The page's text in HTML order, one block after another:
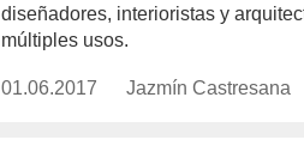
diseñadores, interioristas y
múltiples usos.
Publicado
01.06.2017
https://
Jazmín Castresana